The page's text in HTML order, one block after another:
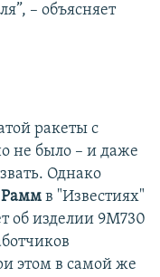
– объясняет
ракеты с
не было – и даже
Однако
Рамм в "Известиях"
об изделии 9М730
этом в самой же